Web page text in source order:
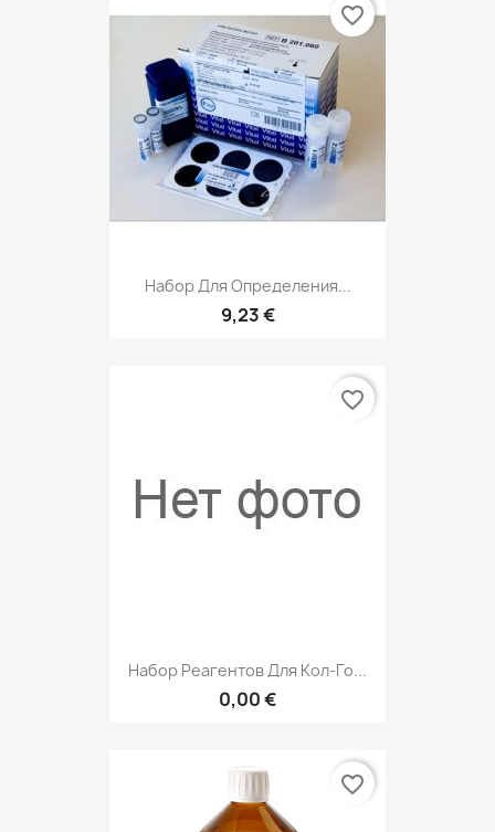
Набор Для Определения...
9,23 €
favorite_border
Набор Реагентов Для Кол-Го...
0,00 €
favorite_border
favorite_border